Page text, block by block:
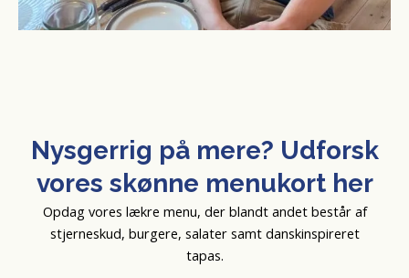
Nysgerrig på mere? Udforsk
vores skønne menukort her
Opdag vores lækre menu, der blandt andet består af
stjerneskud, burgere, salater samt danskinspireret
tapas.